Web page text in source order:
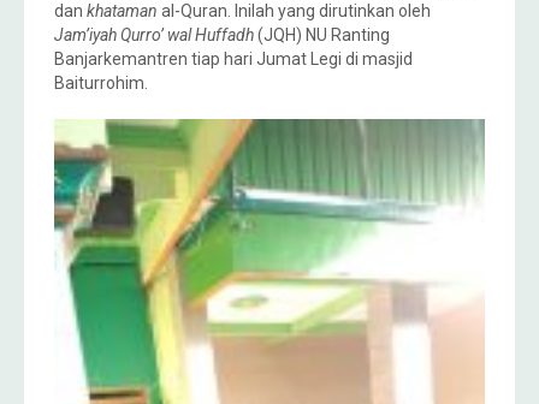
dan khataman al-Quran. Inilah yang dirutinkan oleh
Jam’iyah Qurro’ wal Huffadh(JQH) NU Ranting
Banjarkemantren tiap hari Jumat Legi di masjid
Baiturrohim.